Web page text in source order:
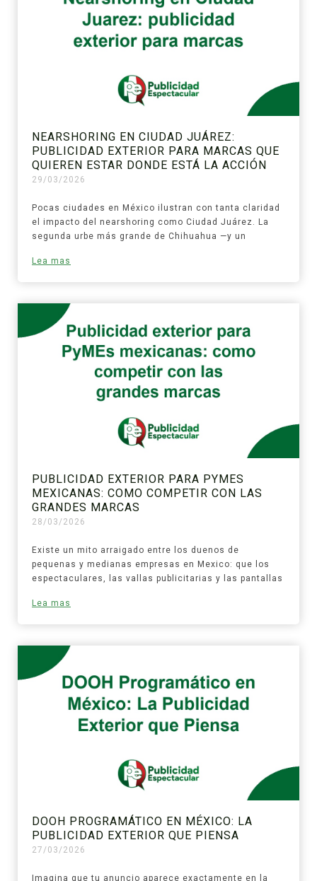
NEARSHORING EN CIUDAD JUÁREZ:
PUBLICIDAD EXTERIOR PARA MARCAS QUE
QUIEREN ESTAR DONDE ESTÁ LA ACCIÓN
29/03/2026
Pocas ciudades en México ilustran con tanta claridad
el impacto del nearshoring como Ciudad Juárez. La
segunda urbe más grande de Chihuahua —y un
Lea mas
PUBLICIDAD EXTERIOR PARA PYMES
MEXICANAS: COMO COMPETIR CON LAS
GRANDES MARCAS
28/03/2026
Existe un mito arraigado entre los duenos de
pequenas y medianas empresas en Mexico: que los
espectaculares, las vallas publicitarias y las pantallas
Lea mas
DOOH PROGRAMÁTICO EN MÉXICO: LA
PUBLICIDAD EXTERIOR QUE PIENSA
27/03/2026
Imagina que tu anuncio aparece exactamente en la